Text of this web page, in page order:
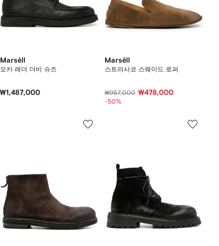
Marsèll
모카 레더 더비 슈즈
₩1,487,000
Marsèll
스트라사코 스웨이드 로퍼
₩957,000 ₩478,000
-50%